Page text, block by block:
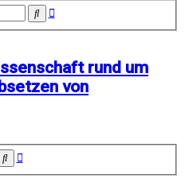
SucheErweiterte
rund um
von
SucheErweiterte